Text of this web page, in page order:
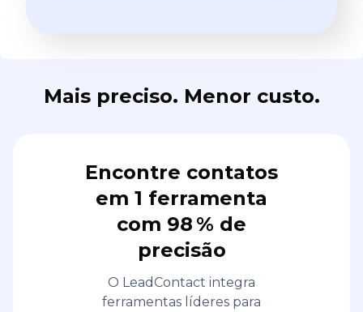
Mais preciso. Menor custo.
Encontre contatos
em 1 ferramenta
com 98 % de
precisão
O LeadContact integra
ferramentas líderes para